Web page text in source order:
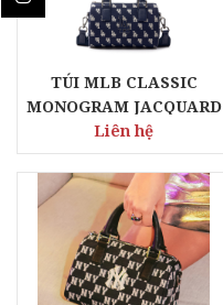
TÚI MLB CLASSIC
MONOGRAM JACQUARD
S-BOSTON BAG LA
DODGERS
Liên hệ